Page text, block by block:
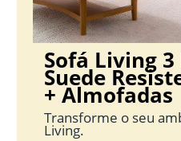
Sofá Living
Suede
+ Almofadas
Transforme o seu
Living.